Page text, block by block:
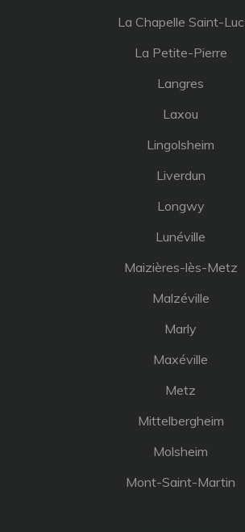
La Chapelle Saint-Luc
La Petite-Pierre
Langres
Laxou
Lingolsheim
Liverdun
Longwy
Lunéville
Maizières-lès-Metz
Malzéville
Marly
Maxéville
Metz
Mittelbergheim
Molsheim
Mont-Saint-Martin